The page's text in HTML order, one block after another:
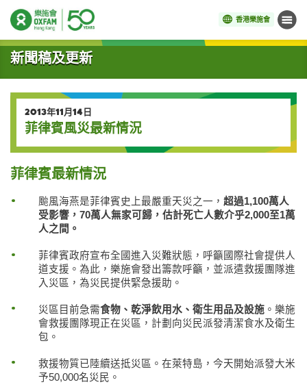
香港樂施會 目錄
開始主要內容
新聞稿及更新
2013年11月14日
菲律賓風災最新情況
菲律賓最新情況
颱風海燕是菲律賓史上最嚴重天災之一， 超過1,100萬人
受影響， 70萬人無家可歸，估計死亡人數介乎2,000至1萬
人之間。
菲律賓政府宣布全國進入災難狀態，呼籲國際社會提供人
道支援。為此，樂施會發出籌款呼籲，並派遣救援團隊進
入災區，為災民提供緊急援助。
災區目前急需食物、乾淨飲用水、衛生用品及設施。樂施
會救援團隊現正在災區，計劃向災民派發清潔食水及衛生
包。
救援物質已陸續送抵災區。在萊特島，今天開始派發大米
予50,000名災民。